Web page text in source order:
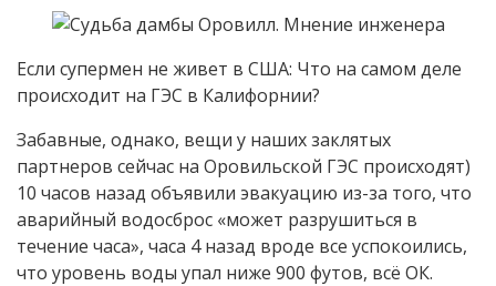
Если супермен не живет в США: Что на самом деле
происходит на ГЭС в Калифорнии?
Забавные, однако, вещи у наших заклятых
партнеров сейчас на Оровильской ГЭС происходят)
10 часов назад объявили эвакуацию из-за того, что
аварийный водосброс «может разрушиться в
течение часа», часа 4 назад вроде все успокоились,
что уровень воды упал ниже 900 футов, всё ОК.